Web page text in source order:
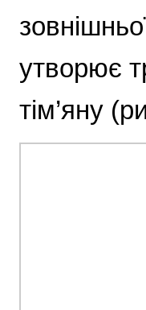
утворює
тім’яну